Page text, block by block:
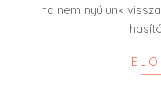
ha nem nyúlunk